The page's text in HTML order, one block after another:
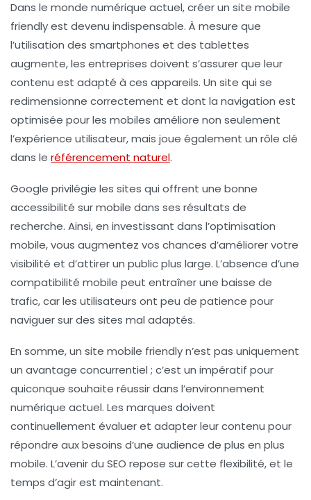
Dans le monde numérique actuel, créer un site mobile
friendlyest devenu indispensable. À mesure que
l’utilisation des smartphones et des tablettes
augmente, les entreprises doivent s’assurer que leur
contenu est adapté à ces appareils. Un site qui se
redimensionne correctement et dont la navigation est
optimisée pour les mobiles améliore non seulement
l’expérience utilisateur, mais joue également un rôle clé
dans le référencement naturel.
Google privilégie les sites qui offrent une bonne
accessibilité sur mobile dans ses résultats de
recherche. Ainsi, en investissant dans l’optimisation
mobile, vous augmentez vos chances d’améliorer votre
visibilité et d’attirer un public plus large. L’absence d’une
compatibilité mobile peut entraîner une baisse de
trafic, car les utilisateurs ont peu de patience pour
naviguer sur des sites mal adaptés.
En somme, un site mobile friendly n’est pas uniquement
un avantage concurrentiel ; c’est un impératif pour
quiconque souhaite réussir dans l’environnement
numérique actuel. Les marques doivent
continuellement évaluer et adapter leur contenu pour
répondre aux besoins d’une audience de plus en plus
mobile. L’avenir du SEO repose sur cette flexibilité, et le
temps d’agir est maintenant.